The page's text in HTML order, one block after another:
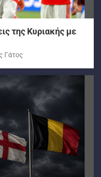
της Κυριακής με
Γάτος